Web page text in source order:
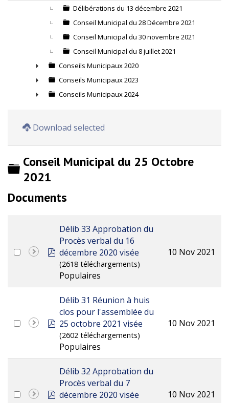
Délibérations du 13 décembre 2021
Conseil Municipal du 28 Décembre 2021
Conseil Municipal du 30 novembre 2021
Conseil Municipal du 8 juillet 2021
►
Conseils Municipaux 2020
►
Conseils Municipaux 2023
Conseils Municipaux 2024
Download selected
Dossier
Conseil Municipal du 25 Octobre
2021
Documents
pdf
Délib 33 Approbation du
Procès verbal du 16
décembre 2020 visée
(2618 téléchargements)
Populaires
10 Nov 2021
pdf
Délib 31 Réunion à huis
clos pour l'assemblée du
25 octobre 2021 visée
(2602 téléchargements)
Populaires
10 Nov 2021
pdf
Délib 32 Approbation du
Procès verbal du 7
décembre 2020 visée
10 Nov 2021